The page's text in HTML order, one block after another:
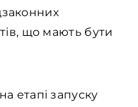
що мають бути
етапі запуску